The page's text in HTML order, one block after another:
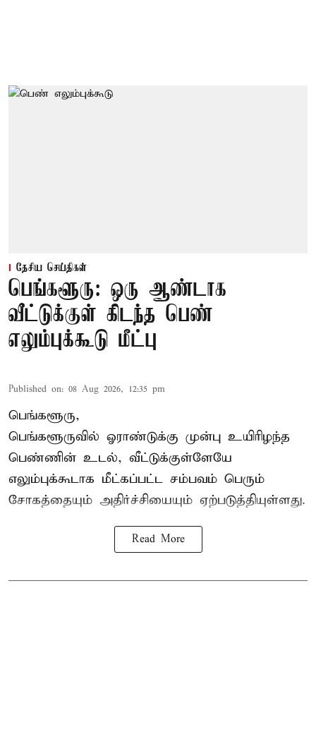
தேசிய செய்திகள்
பெங்களூரு: ஒரு ஆண்டாக
வீட்டுக்குள் கிடந்த பெண்
எலும்புக்கூடு மீட்பு
Published on: 08 Aug 2026, 12:35 pm
பெங்களூரு,
பெங்களூருவில் ஓராண்டுக்கு முன்பு உயிரிழந்த
பெண்ணின் உடல், வீட்டுக்குள்ளேயே
எலும்புக்கூடாக மீட்கப்பட்ட சம்பவம் பெரும்
சோகத்தையும் அதிர்ச்சியையும் ஏற்படுத்தியுள்ளது.
Read More